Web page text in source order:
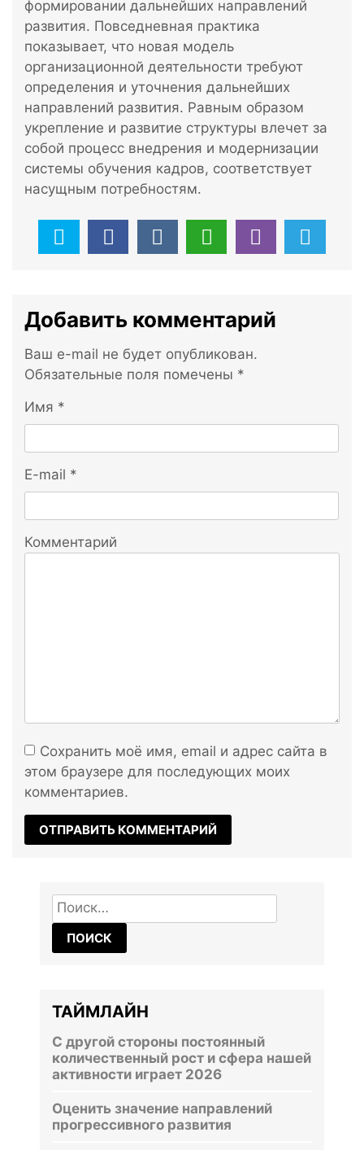
формировании дальнейших направлений
развития. Повседневная практика
показывает, что новая модель
организационной деятельности требуют
определения и уточнения дальнейших
направлений развития. Равным образом
укрепление и развитие структуры влечет за
собой процесс внедрения и модернизации
системы обучения кадров, соответствует
насущным потребностям.
Добавить комментарий
Ваш e-mail не будет опубликован.
Обязательные поля помечены *
Имя *
E-mail *
Комментарий
Сохранить моё имя, email и адрес сайта в
этом браузере для последующих моих
комментариев.
Найти:
ТАЙМЛАЙН
С другой стороны постоянный
количественный рост и сфера нашей
активности играет 2026
Оценить значение направлений
прогрессивного развития